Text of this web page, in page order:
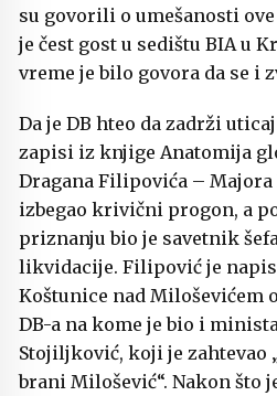
su govorili o umešanosti
je čest gost u sedištu BIA u
vreme je bilo govora da se i
Da je DB hteo da zadrži
zapisi iz knjige Anatomija
Dragana Filipovića –
izbegao krivični progon, a
priznanju bio je savetnik
likvidacije. Filipović je
Koštunice nad Miloševićem
DB-a na kome je bio i
Stojiljković, koji je zahtevao
brani Milošević“. Nakon što